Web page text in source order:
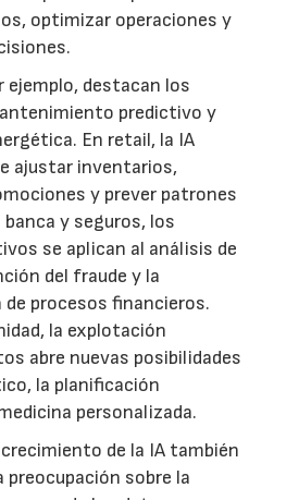
optimizar operaciones y
ejemplo, destacan los
predictivo y
En retail, la IA
ajustar inventarios,
y prever patrones
y seguros, los
se aplican al análisis de
del fraude y la
procesos financieros.
la explotación
abre nuevas posibilidades
la planificación
personalizada.
de la IA también
preocupación sobre la